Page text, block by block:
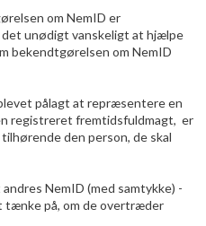
om NemID er
unødigt vanskeligt at hjælpe
bekendtgørelsen om NemID
pålagt at repræsentere en
registreret fremtidsfuldmagt, er
den person, de skal
NemID (med samtykke) -
tænke på, om de overtræder